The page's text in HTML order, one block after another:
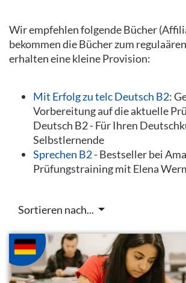
Wir empfehlen folgende Bücher
bekommen die Bücher zum
erhalten eine kleine Provision:
Mit Erfolg zu telc Deutsch B2:
Vorbereitung auf die aktuelle
Deutsch B2 - Für Ihren
Selbstlernende
Sprechen B2- Bestseller bei
Prüfungstraining mit Elena
Sortieren nach...